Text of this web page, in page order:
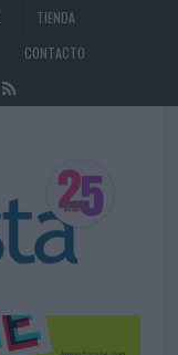
TIENDA
CONTACTO